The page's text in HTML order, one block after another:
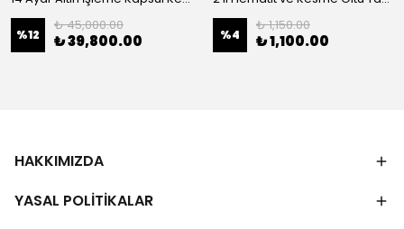
%12
₺ 45,000.00
₺ 39,800.00 %4
₺ 1,150.00
₺ 1,100.00
HAKKIMIZDA
YASAL POLİTİKALAR